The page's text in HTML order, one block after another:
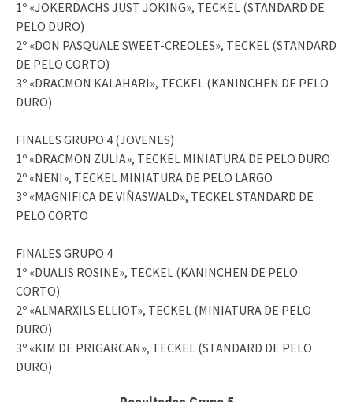
1º «JOKERDACHS JUST JOKING», TECKEL (STANDARD DE
PELO DURO)
2º «DON PASQUALE SWEET-CREOLES», TECKEL (STANDARD
DE PELO CORTO)
3º «DRACMON KALAHARI», TECKEL (KANINCHEN DE PELO
DURO)
FINALES GRUPO 4 (JOVENES)
1º «DRACMON ZULIA», TECKEL MINIATURA DE PELO DURO
2º «NENI», TECKEL MINIATURA DE PELO LARGO
3º «MAGNIFICA DE VIÑASWALD», TECKEL STANDARD DE
PELO CORTO
FINALES GRUPO 4
1º «DUALIS ROSINE», TECKEL (KANINCHEN DE PELO
CORTO)
2º «ALMARXILS ELLIOT», TECKEL (MINIATURA DE PELO
DURO)
3º «KIM DE PRIGARCAN», TECKEL (STANDARD DE PELO
DURO)